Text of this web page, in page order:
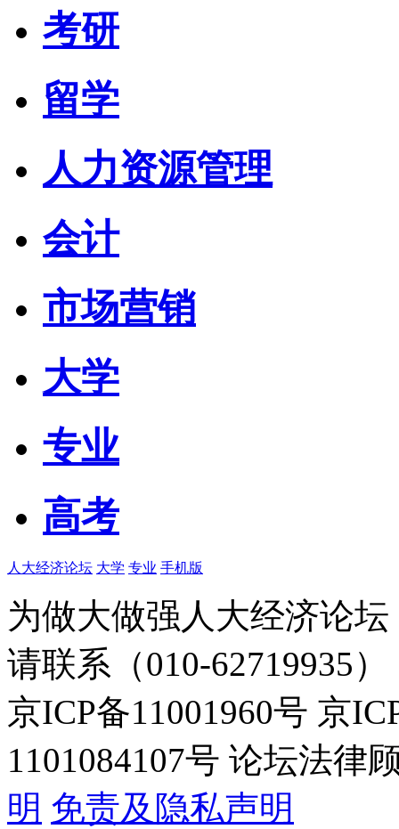
考研
留学
人力资源管理
会计
市场营销
大学
专业
高考
人大经济论坛 大学 专业 手机版
为做大做强人大经济论
请联系（010-62719935）
京ICP备11001960号 京
1101084107号 论坛法律
明 免责及隐私声明